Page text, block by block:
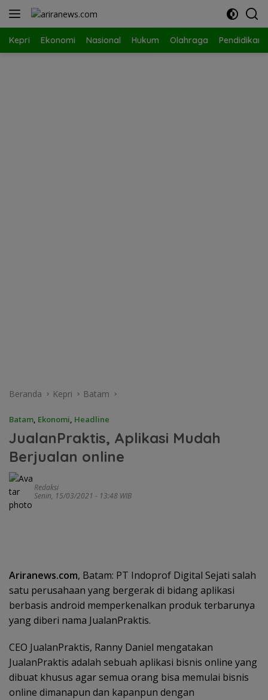
Langsung
Kepri Ekonomi Nasional Hukum Olahraga Pendidikan
Beranda Kepri Batam
Batam, Ekonomi, Headline
JualanPraktis, Aplikasi Mudah
Berjualan online
Redaksi
Senin, 15/03/2021 - 13:48 WIB
Ariranews.com, Batam: PT Indoprof Digital Sejati salah
satu perusahaan yang bergerak di bidang aplikasi
berbasis android memperkenalkan produk terbarunya
yang diberi nama JualanPraktis.
CEO JualanPraktis, Ranny Daniel mengatakan
JualanPraktis adalah sebuah aplikasi bisnis online yang
dibuat khusus agar semua orang bisa memulai bisnis
online dimanapun dan kapanpun dengan